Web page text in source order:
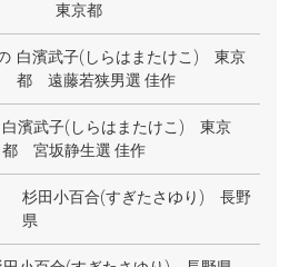
東京都
白濱武子(しらはまたけこ) 東京
都 遠藤若狭男選 佳作
白濱武子(しらはまたけこ) 東京
都 宮坂静生選 佳作
杉田小百合(すぎたさゆり) 長野
県